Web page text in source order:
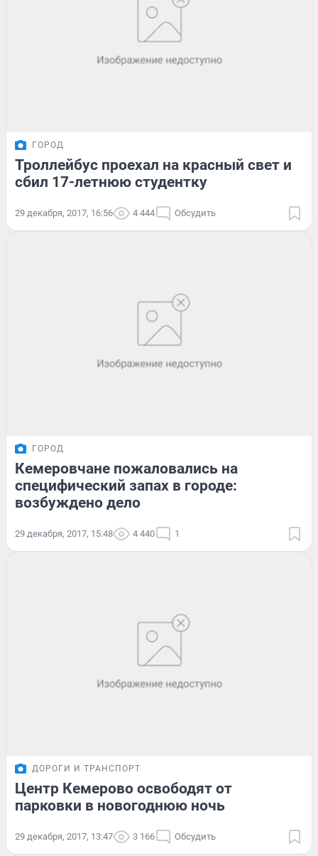
ГОРОД
Троллейбус проехал на красный свет и
сбил 17-летнюю студентку
29 декабря, 2017, 16:56 4 444 Обсудить
ГОРОД
Кемеровчане пожаловались на
специфический запах в городе:
возбуждено дело
29 декабря, 2017, 15:48 4 440 1
ДОРОГИ И ТРАНСПОРТ
Центр Кемерово освободят от
парковки в новогоднюю ночь
29 декабря, 2017, 13:47 3 166 Обсудить